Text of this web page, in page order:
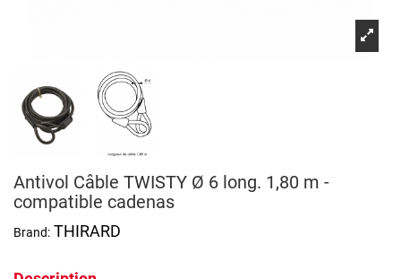
Antivol Câble TWISTY Ø 6 long. 1,80 m -
compatible cadenas
Brand: THIRARD